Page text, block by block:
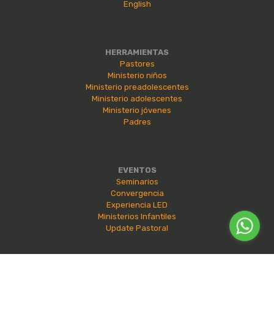
English
HERRAMIENTAS
Pastores
Ministerio niños
Ministerio preadolescentes
Ministerio adolescentes
Ministerio jóvenes
Padres
EVENTOS
Seminarios
Convergencia
Experiencia LED
Ministerios Infantiles
Update Pastoral